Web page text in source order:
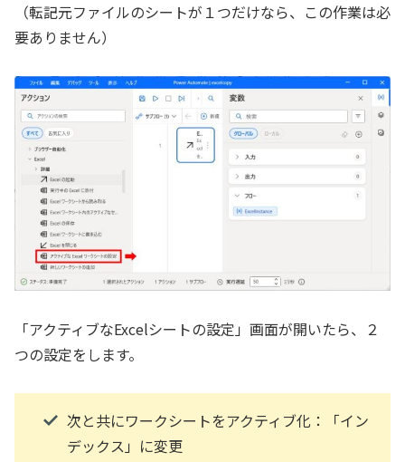
（転記元ファイルのシートが１つだけなら、この作業は必
要ありません）
「アクティブなExcelシートの設定」画面が開いたら、２
つの設定をします。
次と共にワークシートをアクティブ化：「イン
デックス」に変更